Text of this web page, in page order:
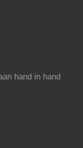
hand in hand